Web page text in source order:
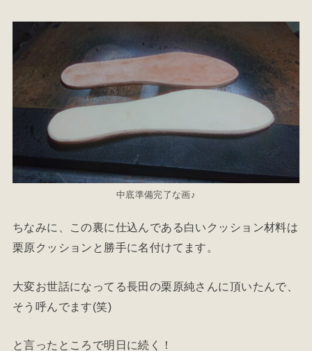
中底準備完了な画♪
ちなみに、この裏に仕込んである白いクッション材料は
栗原クッションと勝手に名付けてます。
大変お世話になってる長田の栗原純さんに頂いたんで、
そう呼んでます(笑)
と言ったところで明日に続く！